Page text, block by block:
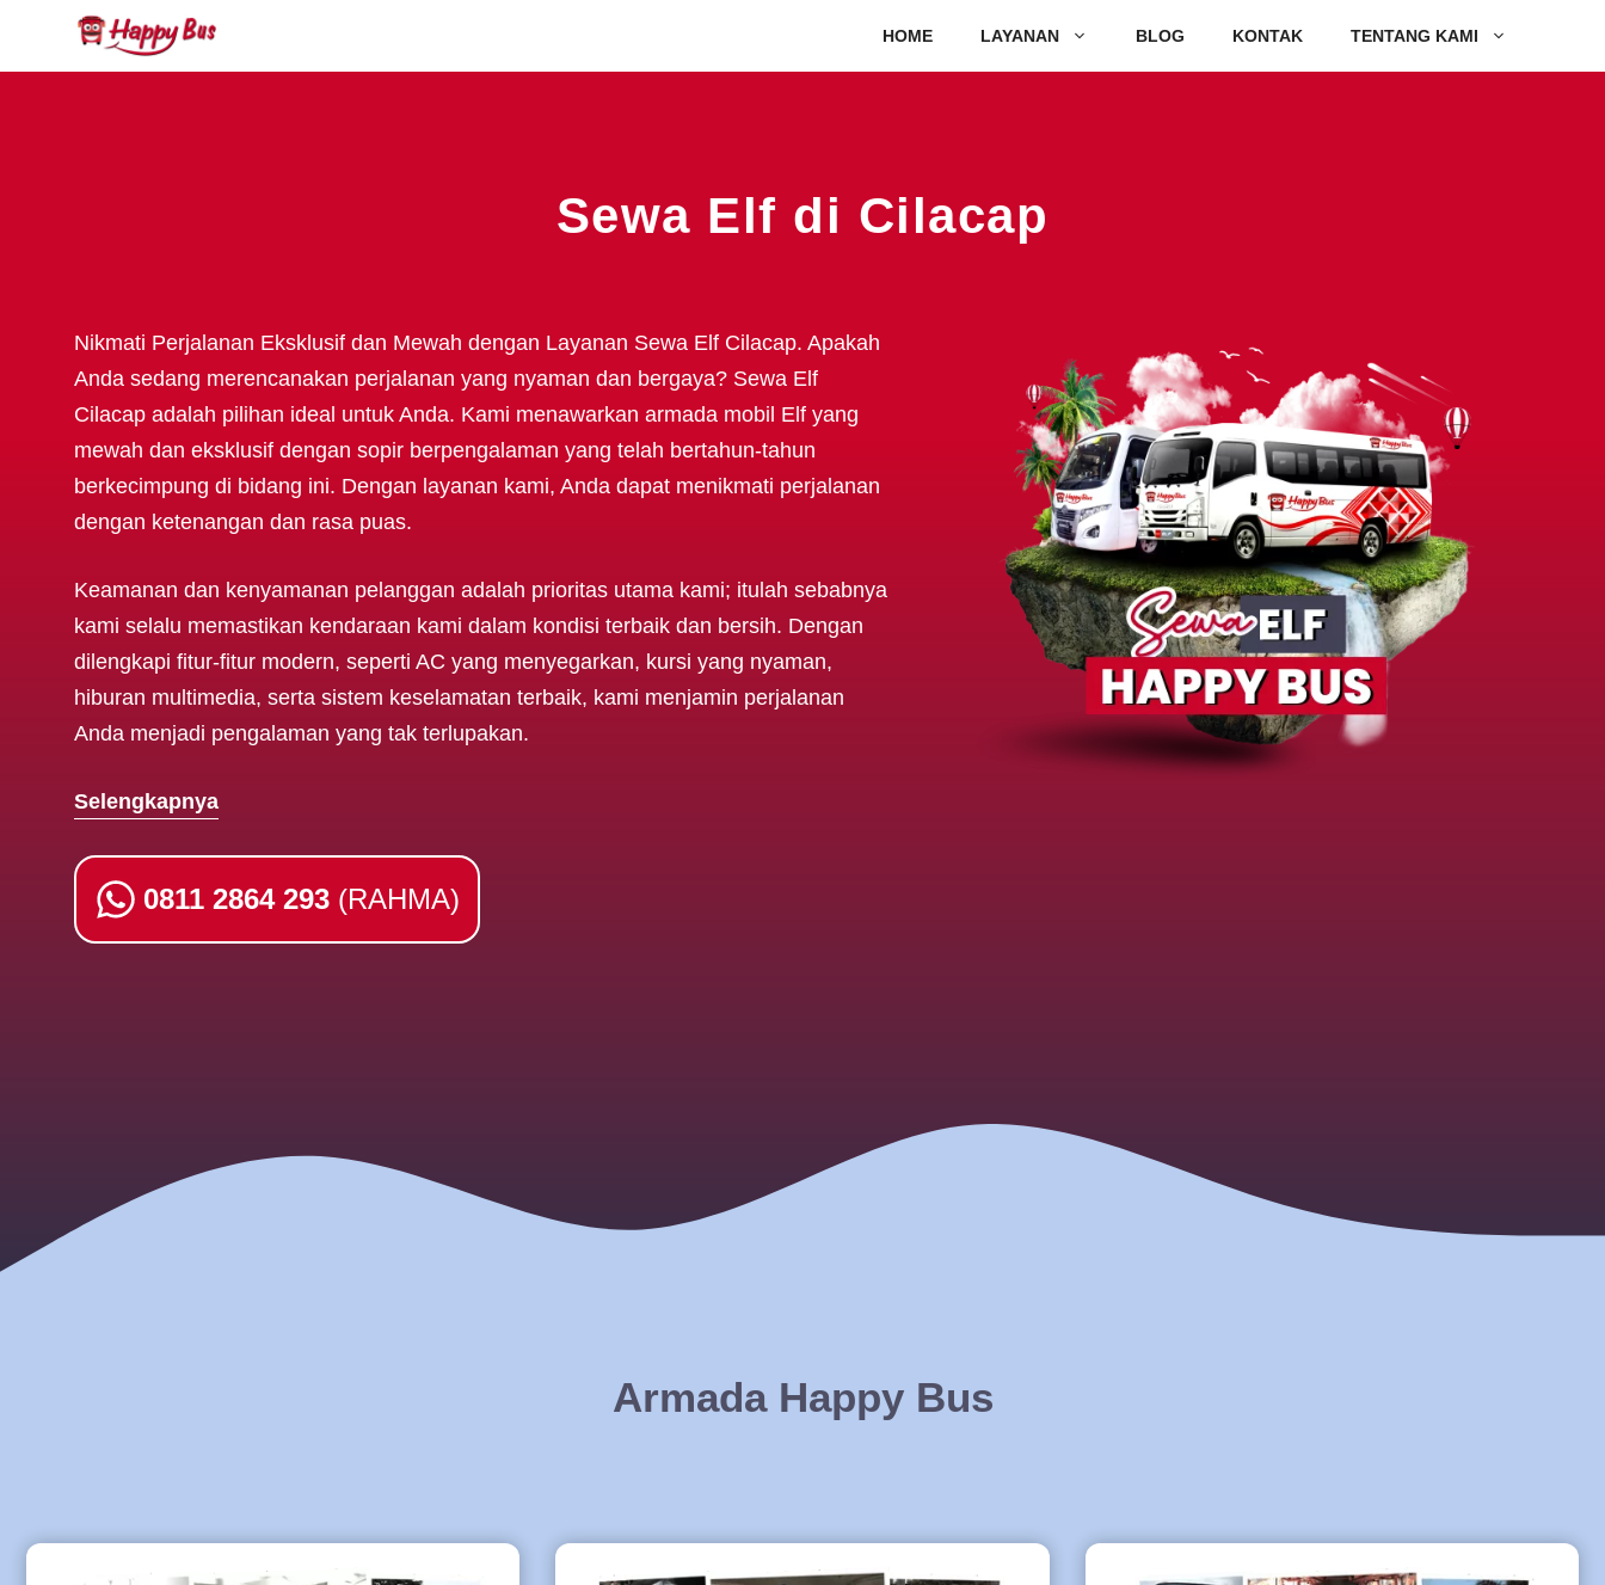
HOME LAYANAN BLOG KONTAK TENTANG KAMI
Sewa Elf di Cilacap
Nikmati Perjalanan Eksklusif dan Mewah dengan Layanan Sewa Elf Cilacap. Apakah
Anda sedang merencanakan perjalanan yang nyaman dan bergaya? Sewa Elf
Cilacap adalah pilihan ideal untuk Anda. Kami menawarkan armada mobil Elf yang
mewah dan eksklusif dengan sopir berpengalaman yang telah bertahun-tahun
berkecimpung di bidang ini. Dengan layanan kami, Anda dapat menikmati perjalanan
dengan ketenangan dan rasa puas.
Keamanan dan kenyamanan pelanggan adalah prioritas utama kami; itulah sebabnya
kami selalu memastikan kendaraan kami dalam kondisi terbaik dan bersih. Dengan
dilengkapi fitur-fitur modern, seperti AC yang menyegarkan, kursi yang nyaman,
hiburan multimedia, serta sistem keselamatan terbaik, kami menjamin perjalanan
Anda menjadi pengalaman yang tak terlupakan.
Selengkapnya
0811 2864 293(RAHMA)
Armada Happy Bus